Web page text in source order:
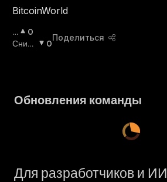
BitcoinWorld
П
О
Ю
0
Сниж
0
Поделиться
Обновления команды
Для разработчиков и